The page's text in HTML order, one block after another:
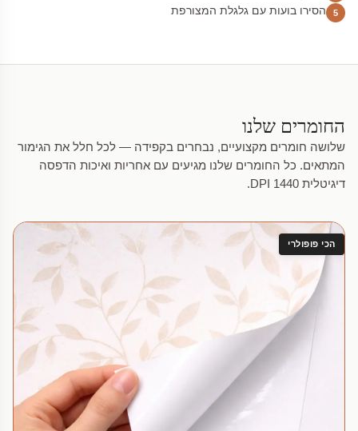
5 הסירו בועות עם גלגלת המצורפת
החומרים שלנו
שלושה חומרים מקצועיים, נבחרים בקפידה — לכל חלל את הגימור
המתאים. כל החומרים שלנו מגיעים עם אחריות ואיכות הדפסה
דיגיטלית 1440 DPI.
הכי פופולרי